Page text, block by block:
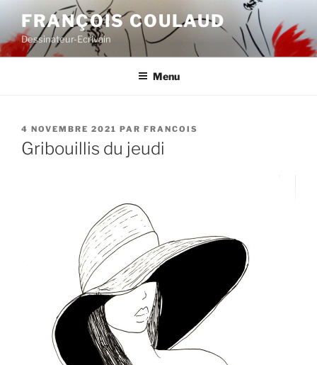
contenu
principal
FRANÇOIS COULAUD
Dessinateur-Ecrivain
Menu
PUBLIÉ
LE
4 NOVEMBRE 2021 PAR FRANCOIS
Gribouillis du jeudi